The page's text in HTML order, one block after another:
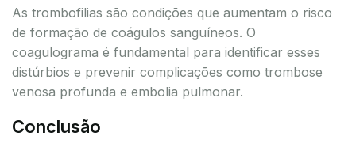
As trombofilias são condições que aumentam o risco
de formação de coágulos sanguíneos. O
coagulograma é fundamental para identificar esses
distúrbios e prevenir complicações como trombose
venosa profunda e embolia pulmonar.
Conclusão